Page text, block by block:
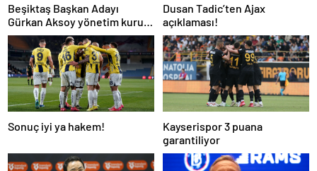
Beşiktaş Başkan Adayı
Gürkan Aksoy yönetim kurulu
listesini tanıttı
Dusan Tadic’ten Ajax
açıklaması!
Sonuç iyi ya hakem!
Kayserispor 3 puana
garantiliyor